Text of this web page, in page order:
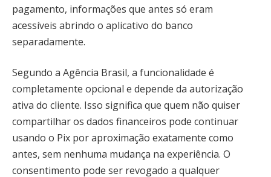
pagamento, informações que antes só eram
acessíveis abrindo o aplicativo do banco
separadamente.
Segundo a Agência Brasil, a funcionalidade é
completamente opcional e depende da autorização
ativa do cliente. Isso significa que quem não quiser
compartilhar os dados financeiros pode continuar
usando o Pix por aproximação exatamente como
antes, sem nenhuma mudança na experiência. O
consentimento pode ser revogado a qualquer